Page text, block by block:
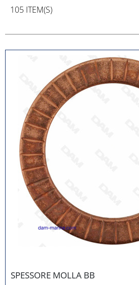
105 ITEM(S)
SPESSORE MOLLA BB